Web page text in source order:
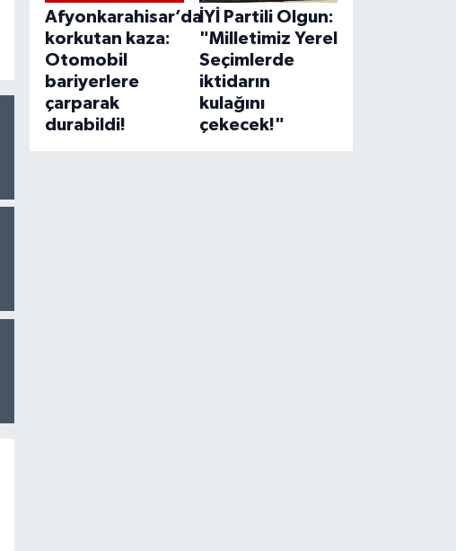
Afyonkarahisar’da
korkutan kaza:
Otomobil
bariyerlere
çarparak
durabildi!
İYİ Partili Olgun:
"Milletimiz Yerel
Seçimlerde
iktidarın
kulağını
çekecek!"